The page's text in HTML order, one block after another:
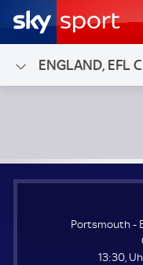
ENGLAND, EFL
Portsmouth -
13:30,